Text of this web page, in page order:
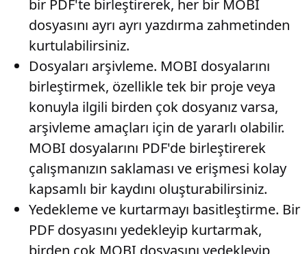
bir PDF'te birleştirerek, her bir MOBI
dosyasını ayrı ayrı yazdırma zahmetinden
kurtulabilirsiniz.
Dosyaları arşivleme. MOBI dosyalarını
birleştirmek, özellikle tek bir proje veya
konuyla ilgili birden çok dosyanız varsa,
arşivleme amaçları için de yararlı olabilir.
MOBI dosyalarını PDF'de birleştirerek
çalışmanızın saklaması ve erişmesi kolay
kapsamlı bir kaydını oluşturabilirsiniz.
Yedekleme ve kurtarmayı basitleştirme. Bir
PDF dosyasını yedekleyip kurtarmak,
birden çok MOBI dosyasını yedekleyip